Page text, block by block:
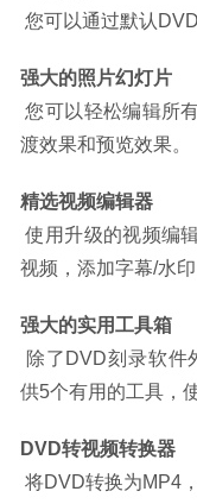
您可以通过默认
强大的照片幻灯片
您可以轻松编辑所有照片，调整幻灯片放映顺序，设置过
渡效果和预览效果。
精选视频编辑器
使用升级的视频编辑器，您可以轻松，方便地修剪，裁剪
视频，添加字幕/水印
强大的实用工具箱
除了DVD刻录软件
供5个有用的工具，
DVD转视频转换器
将DVD转换为MP4